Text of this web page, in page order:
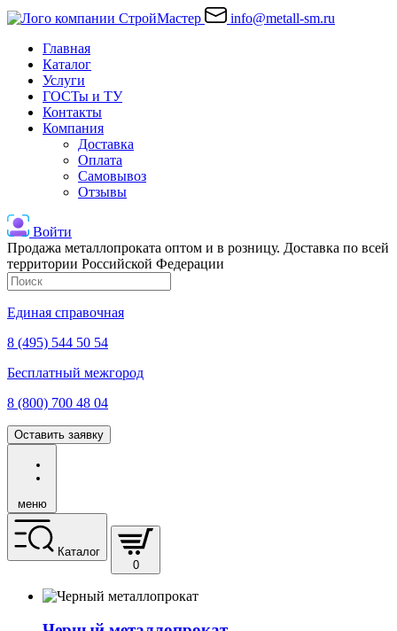
info@metall-sm.ru
Главная
Каталог
Услуги
ГОСТы и ТУ
Контакты
Компания
Доставка
Оплата
Самовывоз
Отзывы
Войти
Продажа металлопроката оптом и в розницу. Доставка по всей
территории Российской Федерации
Единая справочная
8 (495) 544 50 54
Бесплатный межгород
8 (800) 700 48 04
Оставить заявку
меню
Каталог
0